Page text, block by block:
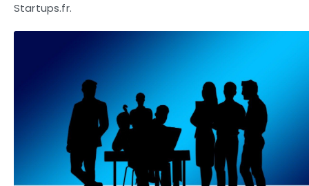
Startups.fr.